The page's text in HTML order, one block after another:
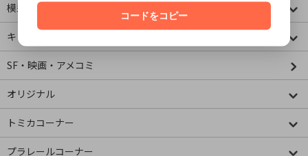
模型・ミニチュア
キャラクター
SF・映画・アメコミ
オリジナル
トミカコーナー
プラレールコーナー
コードをコピー